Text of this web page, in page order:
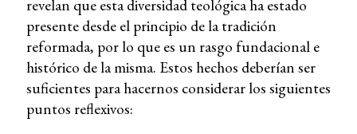
revelan que esta diversidad teológica ha estado
presente desde el principio de la tradición
reformada, por lo que es un rasgo fundacional e
histórico de la misma. Estos hechos deberían ser
suficientes para hacernos considerar los siguientes
puntos reflexivos: